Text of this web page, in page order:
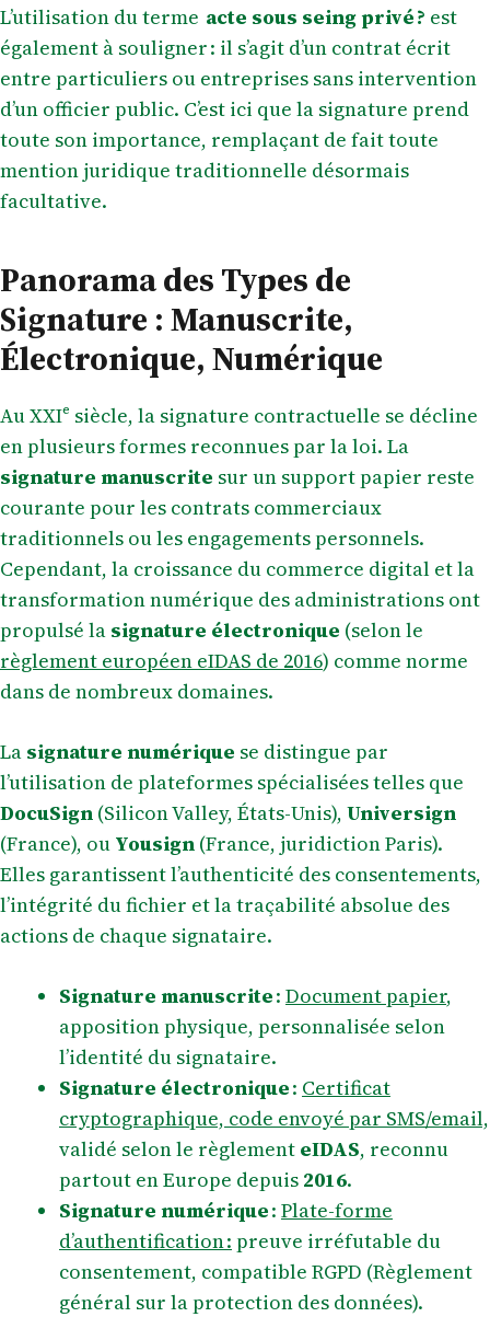
L’utilisation du terme acte sous seing privé ? est
également à souligner : il s’agit d’un contrat écrit
entre particuliers ou entreprises sans intervention
d’un officier public. C’est ici que la signature prend
toute son importance, remplaçant de fait toute
mention juridique traditionnelle désormais
facultative.
Panorama des Types de
Signature : Manuscrite,
Électronique, Numérique
Au XXIᵉ siècle, la signature contractuelle se décline
en plusieurs formes reconnues par la loi. La
signature manuscrite sur un support papier reste
courante pour les contrats commerciaux
traditionnels ou les engagements personnels.
Cependant, la croissance du commerce digital et la
transformation numérique des administrations ont
propulsé la signature électronique (selon le
règlement européen eIDAS de 2016) comme norme
dans de nombreux domaines.
La signature numérique se distingue par
l’utilisation de plateformes spécialisées telles que
DocuSign (Silicon Valley, États-Unis), Universign
(France), ou Yousign (France, juridiction Paris).
Elles garantissent l’authenticité des consentements,
l’intégrité du fichier et la traçabilité absolue des
actions de chaque signataire.
Signature manuscrite: Document papier,
apposition physique, personnalisée selon
l’identité du signataire.
Signature électronique: Certificat
cryptographique, code envoyé par SMS/email,
validé selon le règlement eIDAS, reconnu
partout en Europe depuis 2016.
Signature numérique: Plate-forme
d’authentification : preuve irréfutable du
consentement, compatible RGPD (Règlement
général sur la protection des données).